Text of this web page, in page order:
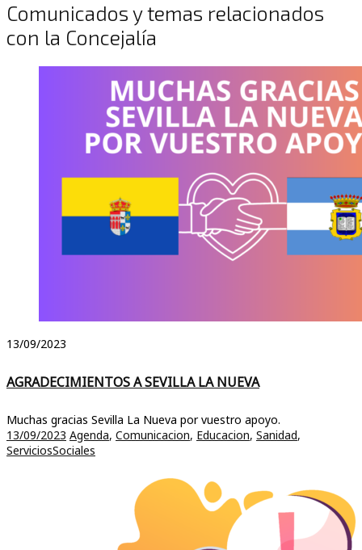
Comunicados y temas relacionados
con la Concejalía
13/09/2023
AGRADECIMIENTOS A SEVILLA LA NUEVA
Muchas gracias Sevilla La Nueva por vuestro apoyo.
13/09/2023 Agenda, Comunicacion, Educacion, Sanidad,
ServiciosSociales